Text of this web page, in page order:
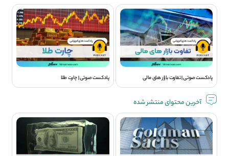
پادکست صوتی | تفاوت بازار های مالی پادکست صوتی | چارت طلا
آخرین محتوای منتشر شده